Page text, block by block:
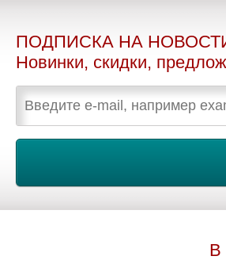
ПОДПИСКА НА
Новинки, скидки,
В